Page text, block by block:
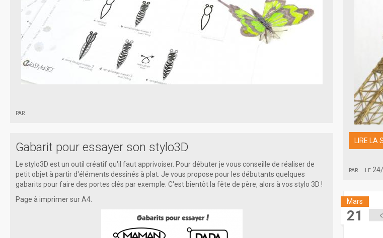
par
Gabarit pour essayer son stylo3D
Le stylo3D est un outil créatif qu'il faut apprivoiser. Pour débuter je vous conseille de réaliser de
petit objet à partir d'éléments dessinés à plat. Je vous propose pour les débutants quelques
gabarits pour faire des portes clés par exemple. C'est bientôt la fête de père, alors à vos stylo 3D !
Page à imprimer sur A4.
par le
LIRE LA
21
Mars